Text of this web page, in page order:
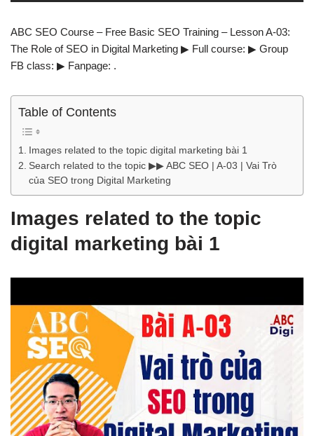
ABC SEO Course – Free Basic SEO Training – Lesson A-03:
The Role of SEO in Digital Marketing ▶ Full course: ▶ Group
FB class: ▶ Fanpage: .
Table of Contents
Images related to the topic digital marketing bài 1
Search related to the topic ▶▶ ABC SEO | A-03 | Vai Trò
của SEO trong Digital Marketing
Images related to the topic
digital marketing bài 1